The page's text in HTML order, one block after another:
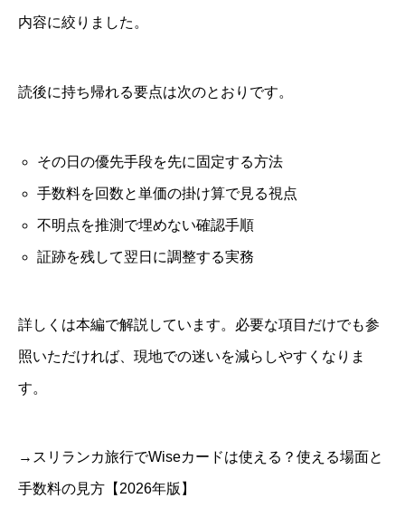
内容に絞りました。
読後に持ち帰れる要点は次のとおりです。
その日の優先手段を先に固定する方法
手数料を回数と単価の掛け算で見る視点
不明点を推測で埋めない確認手順
証跡を残して翌日に調整する実務
詳しくは本編で解説しています。必要な項目だけでも参
照いただければ、現地での迷いを減らしやすくなりま
す。
→スリランカ旅行でWiseカードは使える？使える場面と
手数料の見方【2026年版】